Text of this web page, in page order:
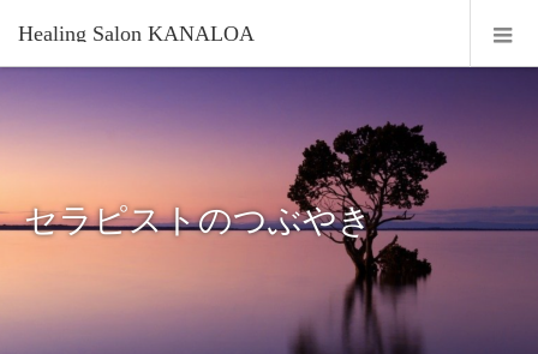
Healing Salon KANALOA
セラピストのつぶやき